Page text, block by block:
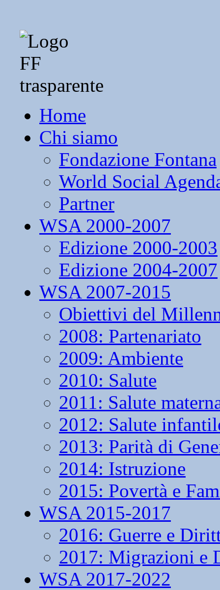
Home
Chi siamo
Fondazione Fontana
World Social
Partner
WSA 2000-2007
Edizione 2000-2003
Edizione 2004-2007
WSA 2007-2015
Obiettivi del
2008: Partenariato
2009: Ambiente
2010: Salute
2011: Salute
2012: Salute
2013: Parità di
2014: Istruzione
2015: Povertà e
WSA 2015-2017
2016: Guerre e
2017: Migrazioni e
WSA 2017-2022